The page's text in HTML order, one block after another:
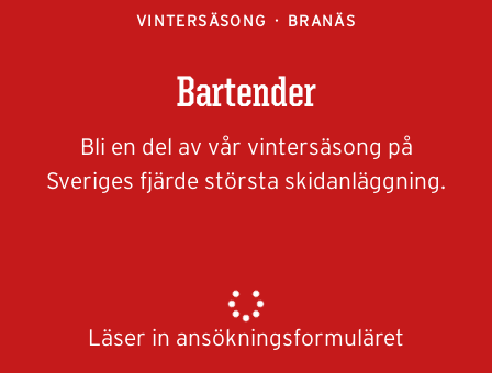
VINTERSÄSONG · BRANÄS
Bartender
Bli en del av vår vintersäsong på
Sveriges fjärde största skidanläggning.
Läser in ansökningsformuläret